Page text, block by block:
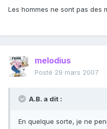
Les hommes ne sont pas des
melodius
Posté 29 mars 2007
A.B. a dit :
En quelque sorte, je ne